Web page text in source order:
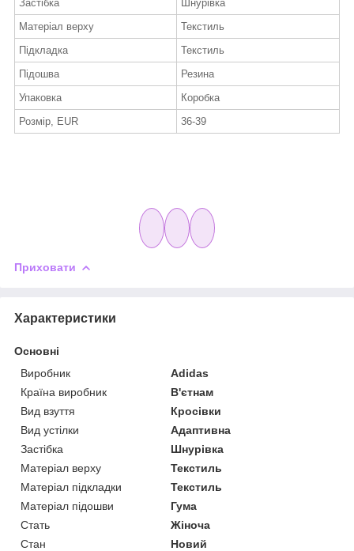
Застібка
Шнурівка
Матеріал верху
Текстиль
Підкладка
Текстиль
Підошва
Резина
Упаковка
Коробка
Розмір, EUR
36-39
Приховати
Характеристики
Основні
Виробник
Adidas
Країна виробник
В'єтнам
Вид взуття
Кросівки
Вид устілки
Адаптивна
Застібка
Шнурівка
Матеріал верху
Текстиль
Матеріал підкладки
Текстиль
Матеріал підошви
Гума
Стать
Жіноча
Стан
Новий